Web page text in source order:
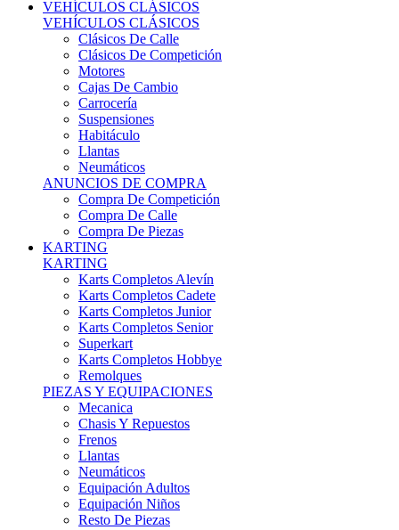
Clásicos De Calle
Clásicos De Competición
Motores
Cajas De Cambio
Carrocería
Suspensiones
Habitáculo
Llantas
Neumáticos
ANUNCIOS DE COMPRA
Compra De Competición
Compra De Calle
Compra De Piezas
KARTING
KARTING
Karts Completos Alevín
Karts Completos Cadete
Karts Completos Junior
Karts Completos Senior
Superkart
Karts Completos Hobbye
Remolques
PIEZAS Y EQUIPACIONES
Mecanica
Chasis Y Repuestos
Frenos
Llantas
Neumáticos
Equipación Adultos
Equipación Niños
Resto De Piezas
ANUNCIOS DE COMPRA